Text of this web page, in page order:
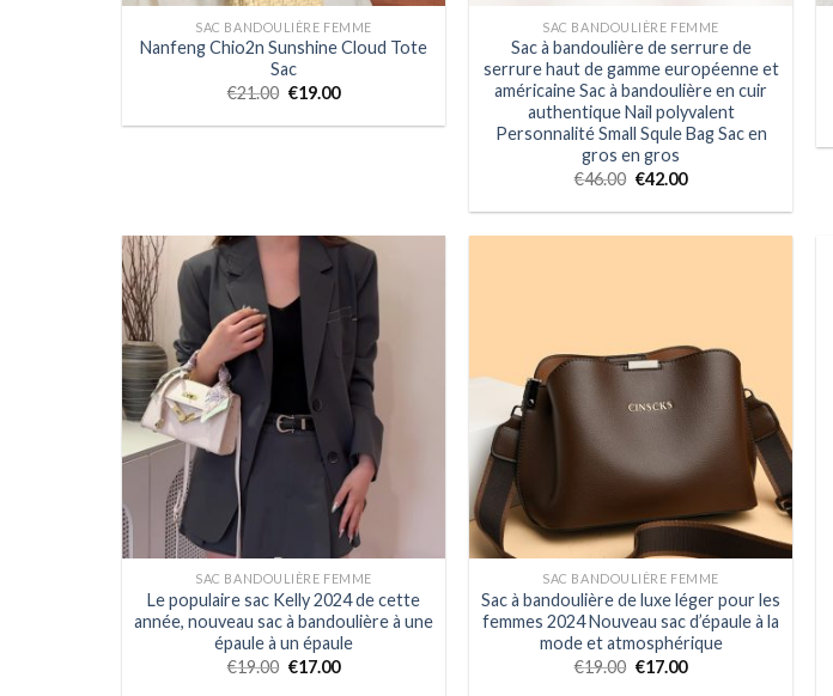
SAC BANDOULIÈRE FEMME
Nanfeng Chio2n Sunshine Cloud Tote
Sac
€21.00 €19.00
SAC BANDOULIÈRE FEMME
Sac à bandoulière de serrure de
serrure haut de gamme européenne et
américaine Sac à bandoulière en cuir
authentique Nail polyvalent
Personnalité Small Squle Bag Sac en
gros en gros
€46.00 €42.00
SAC BANDOULIÈRE FEMME
Le populaire sac Kelly 2024 de cette
année, nouveau sac à bandoulière à une
épaule à un épaule
€19.00 €17.00
SAC BANDOULIÈRE FEMME
Sac à bandoulière de luxe léger pour les
femmes 2024 Nouveau sac d’épaule à la
mode et atmosphérique
€19.00 €17.00